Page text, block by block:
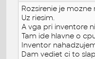
Rozsirenie je mozne
Uz riesim.
A vga pri inventore
Tam ide hlavne o
Inventor
Dam vediet ci to